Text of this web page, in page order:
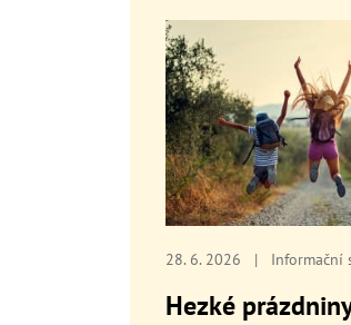
28. 6. 2026 | Informační
Hezké